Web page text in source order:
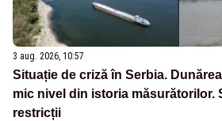
3 aug. 2026, 10:57
Situație de criză în Serbia.
mic nivel din istoria măsurătorilor.
restricții